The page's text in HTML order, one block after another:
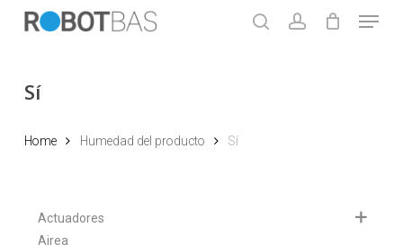
Skip
Menu
Sí
Home Humedad del producto Sí
Actuadores
Airea